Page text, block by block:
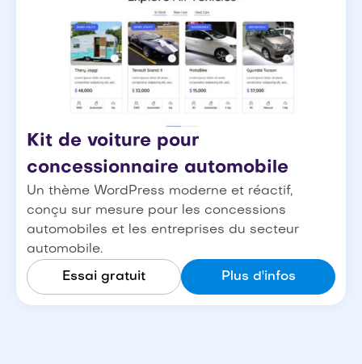
Kit de voiture pour
concessionnaire automobile
Un thème WordPress moderne et réactif,
conçu sur mesure pour les concessions
automobiles et les entreprises du secteur
automobile.
Essai gratuit Plus d'infos